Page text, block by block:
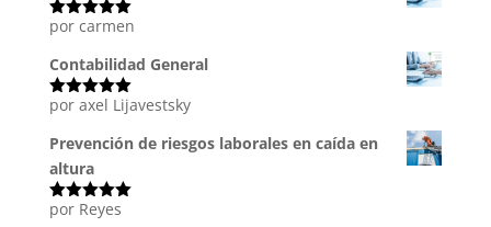
Valorado
por carmen
Contabilidad General
Valorado
por axel Lijavestsky
Prevención de riesgos laborales en caída en
altura
Valorado
por Reyes